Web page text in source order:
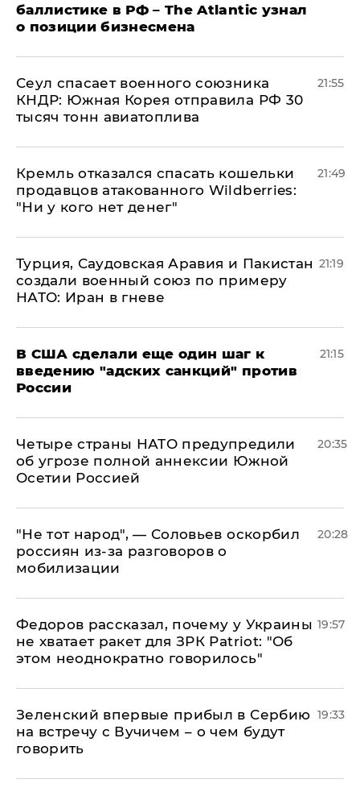
баллистике в РФ – The Atlantic узнал
о позиции бизнесмена
​Сеул спасает военного союзника
КНДР: Южная Корея отправила РФ 30
тысяч тонн авиатоплива
21:55
Кремль отказался спасать кошельки
продавцов атакованного Wildberries:
"Ни у кого нет денег"
21:49
Турция, Саудовская Аравия и Пакистан
создали военный союз по примеру
НАТО: Иран в гневе
21:19
В США сделали еще один шаг к
введению "адских санкций" против
России
21:15
Четыре страны НАТО предупредили
об угрозе полной аннексии Южной
Осетии Россией
20:35
​"Не тот народ", — Соловьев оскорбил
россиян из-за разговоров о
мобилизации
20:28
Федоров рассказал, почему у Украины
не хватает ракет для ЗРК Patriot: "Об
этом неоднократно говорилось"
19:57
Зеленский впервые прибыл в Сербию
на встречу с Вучичем – о чем будут
говорить
19:33